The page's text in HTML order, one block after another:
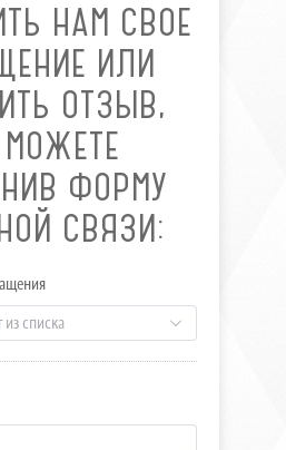
НАМ СВОЕ
ИЛИ
ОТЗЫВ,
ФОРМУ
СВЯЗИ:
списка